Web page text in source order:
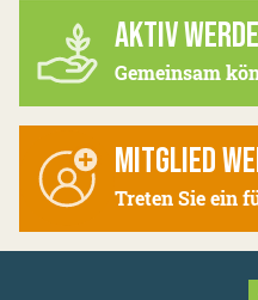
AKTIV
Gemeinsam
MITGLIED
Treten Sie ein